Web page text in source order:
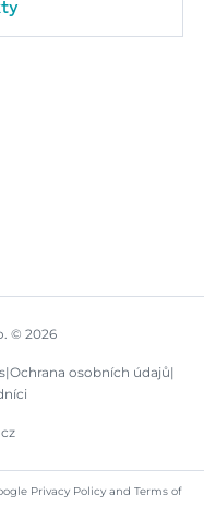
© 2026
|Ochrana osobních údajů|
Privacy Policy and Terms of